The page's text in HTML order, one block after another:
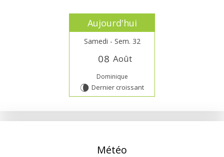
Aujourd'hui
Samedi - Sem. 32
08 Août
Dominique
V Dernier croissant
Météo